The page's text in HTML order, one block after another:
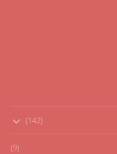
(142)
(9)